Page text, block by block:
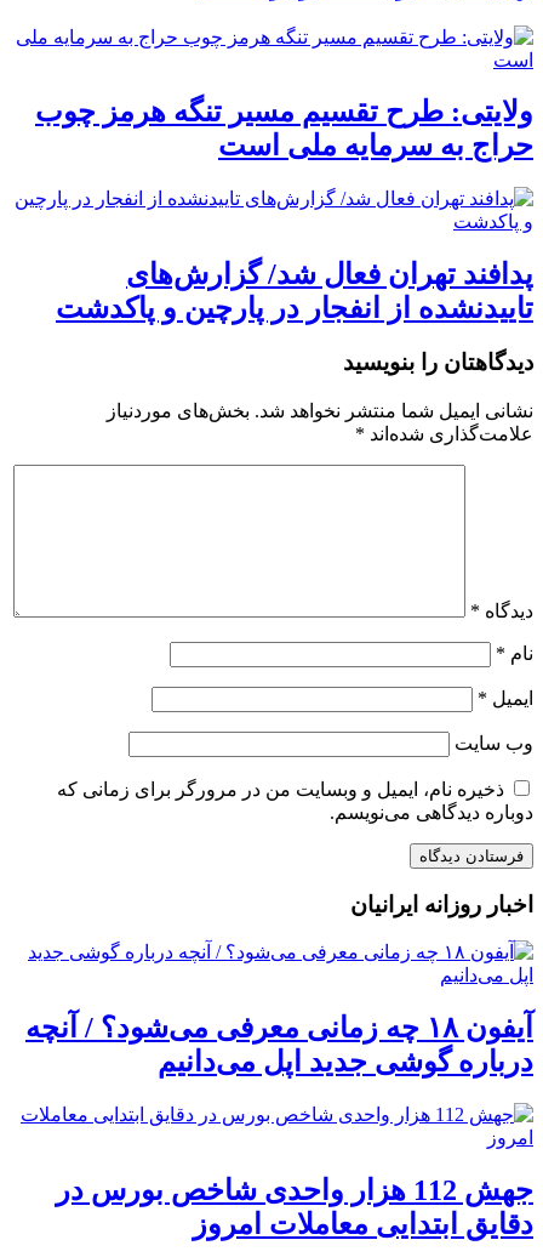
ولایتی: طرح تقسیم مسیر تنگه هرمز چوب
حراج به سرمایه ملی است
پدافند تهران فعال شد/ گزارش‌های
تاییدنشده از انفجار در پارچین و پاکدشت
دیدگاهتان را بنویسید
نشانی ایمیل شما منتشر نخواهد شد. بخش‌های موردنیاز
علامت‌گذاری شده‌اند *
دیدگاه *
نام *
ایمیل *
وب‌ سایت
ذخیره نام، ایمیل و وبسایت من در مرورگر برای زمانی که
دوباره دیدگاهی می‌نویسم.
اخبار روزانه ایرانیان
آیفون ۱۸ چه زمانی معرفی می‌شود؟ / آنچه
درباره گوشی جدید اپل می‌دانیم
جهش 112 هزار واحدی شاخص بورس در
دقایق ابتدایی معاملات امروز